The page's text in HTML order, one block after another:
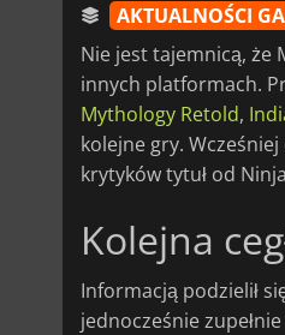
AKTUALNOŚCI
Nie jest tajemnicą, że
innych platformach.
Mythology Retold,
kolejne gry.
krytyków tytuł od
Kolejna
Informacją podzielił
jednocześnie